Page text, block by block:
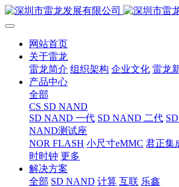
网站首页
关于雷龙
雷龙简介 组织架构 企业文化 雷龙
产品中心
全部
CS SD NAND
SD NAND 一代 SD NAND 二代
NAND测试座
NOR FLASH 小尺寸eMMC 君正集
时时钟 更多
解决方案
全部 SD NAND 计算 互联 乐鑫